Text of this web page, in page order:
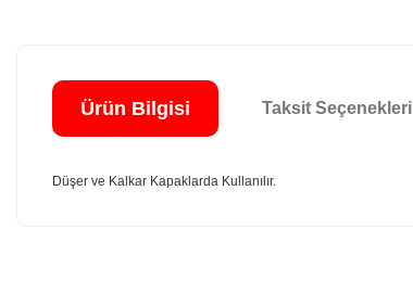
Ürün Bilgisi Taksit Seçenekleri
Düşer ve Kalkar Kapaklarda Kullanılır.